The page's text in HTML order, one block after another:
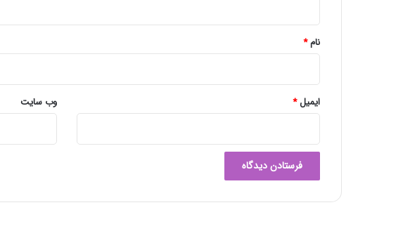
نام*
ایمیل* وب‌ سایت